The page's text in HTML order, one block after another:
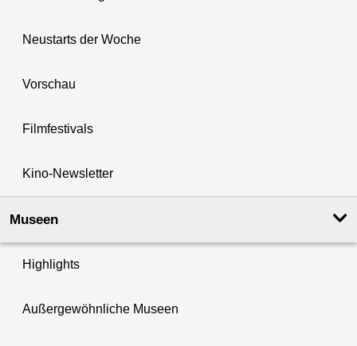
Neustarts der Woche
Vorschau
Filmfestivals
Kino-Newsletter
Museen
Highlights
Außergewöhnliche Museen